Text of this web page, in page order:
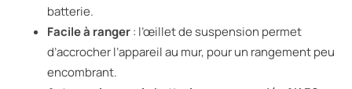
batterie.
Facile à ranger: l’œillet de suspension permet
d’accrocher l’appareil au mur, pour un rangement peu
encombrant.